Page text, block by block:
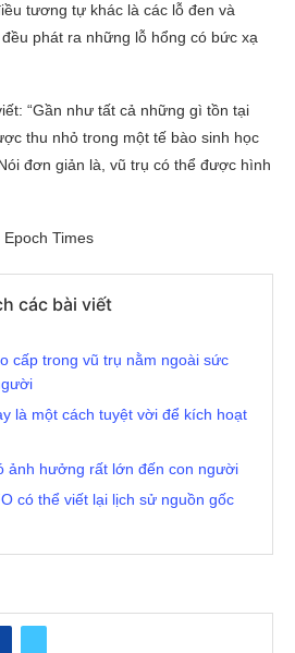
tương tự khác là các lỗ đen và
phát ra những lỗ hổng có bức xạ
“Gần như tất cả những gì tồn tại
thu nhỏ trong một tế bào sinh học
đơn giản là, vũ trụ có thể được hình
Times
các bài viết
cấp trong vũ trụ nằm ngoài sức
là một cách tuyệt vời để kích hoạt
ảnh hưởng rất lớn đến con người
có thể viết lại lịch sử nguồn gốc